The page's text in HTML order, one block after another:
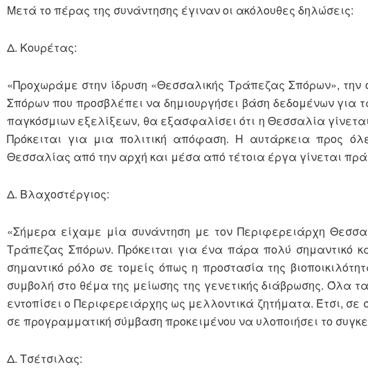
Μετά το πέρας της συνάντησης έγιναν οι ακόλουθες δηλώσεις:
Δ. Κουρέτας:
«Προχωράμε στην ίδρυση «Θεσσαλικής Τράπεζας Σπόρων»,
Σπόρων που προσβλέπει να δημιουργήσει βάση δεδομένων για
παγκόσμιων εξελίξεων, θα εξασφαλίσει ότι η Θεσσαλία
Πρόκειται για μια πολιτική απόφαση. Η αυτάρκεια προς
Θεσσαλίας από την αρχή και μέσα από τέτοια έργα γίνεται
Δ. Βλαχοστέργιος:
«Σήμερα είχαμε μία συνάντηση με τον Περιφερειάρχη
Τράπεζας Σπόρων. Πρόκειται για ένα πάρα πολύ σημαντικό
σημαντικό ρόλο σε τομείς όπως η προστασία της
συμβολή στο θέμα της μείωσης της γενετικής διάβρωσης. Όλα
εντοπίσει ο Περιφερειάρχης ως μελλοντικά ζητήματα. Έτσι,
σε προγραμματική σύμβαση προκειμένου να υλοποιήσει το
Δ. Τσέτσιλας: